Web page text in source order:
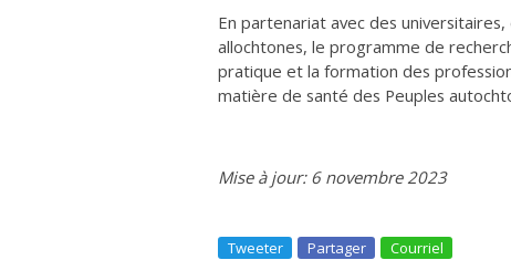
En partenariat avec des
allochtones, le programme de
pratique et la formation des
matière de santé des Peuples
Mise à jour: 6 novembre 2023
Tweeter Partager Courriel